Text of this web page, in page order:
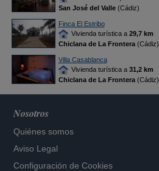
San José del Valle(Cádiz)
Finca El Estribo
Vivienda turística a 29,7 km
Chiclana de La Frontera(Cádiz)
Villa Casablanca
Vivienda turística a 31,2 km
Chiclana de La Frontera(Cádiz)
Nosotros
Quiénes somos
Aviso Legal
Configuración de Cookies